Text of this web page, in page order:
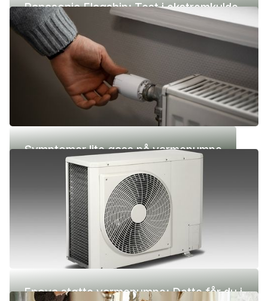
Panasonic Flagship: Test i ekstremkulde
(-42 °C)
Symptomer lite gass på varmepumpe
Enova støtte varmepumpe: Dette får du i